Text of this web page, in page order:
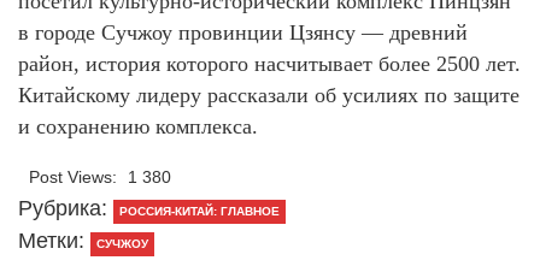
в городе Сучжоу провинции Цзянсу — древний
район, история которого насчитывает более 2500 лет.
Китайскому лидеру рассказали об усилиях по защите
и сохранению комплекса.
Post Views: 1 380
Рубрика: РОССИЯ-КИТАЙ: ГЛАВНОЕ
Метки: СУЧЖОУ